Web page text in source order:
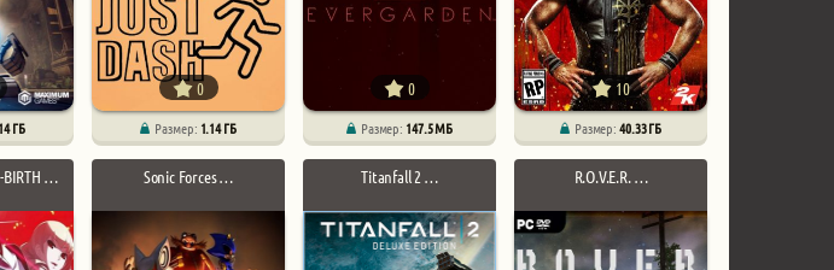
ГБ
0
Размер: 1.14 ГБ
0
Размер: 147.5 МБ
10
Размер:40.33 ГБ
BIRTH … Sonic Forces … Titanfall 2 … R.O.V.E.R. …